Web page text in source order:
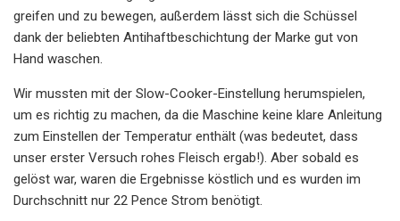
greifen und zu bewegen, außerdem lässt sich die Schüssel
dank der beliebten Antihaftbeschichtung der Marke gut von
Hand waschen.
Wir mussten mit der Slow-Cooker-Einstellung herumspielen,
um es richtig zu machen, da die Maschine keine klare Anleitung
zum Einstellen der Temperatur enthält (was bedeutet, dass
unser erster Versuch rohes Fleisch ergab!). Aber sobald es
gelöst war, waren die Ergebnisse köstlich und es wurden im
Durchschnitt nur 22 Pence Strom benötigt.